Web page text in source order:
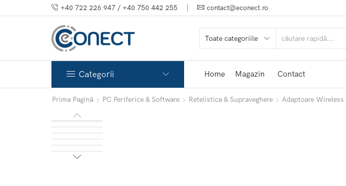
+40 722 226 947 / +40 750 442 255 contact@econect.ro
Categorii Home Magazin Contact
Prima Pagină PC Periferice & Software Retelistica & Supraveghere Adaptoare Wireless